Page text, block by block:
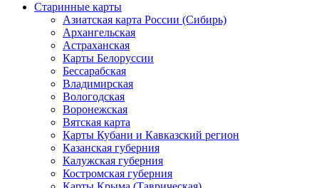
Старинные карты
Азиатская карта России (Сибирь)
Архангельская
Астраханская
Карты Белоруссии
Бессарабская
Владимирская
Вологодская
Воронежская
Вятская карта
Карты Кубани и Кавказский регион
Казанская губерния
Калужская губерния
Костромская губерния